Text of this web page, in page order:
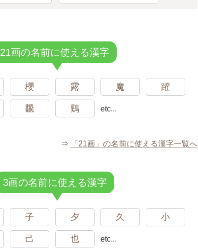
21画の名前に使える漢字
櫻 露 魔 躍
飜 鷄 etc...
⇒ 「21画」の名前に使える漢字一覧へ
3画の名前に使える漢字
子 夕 久 小
己 也 etc...